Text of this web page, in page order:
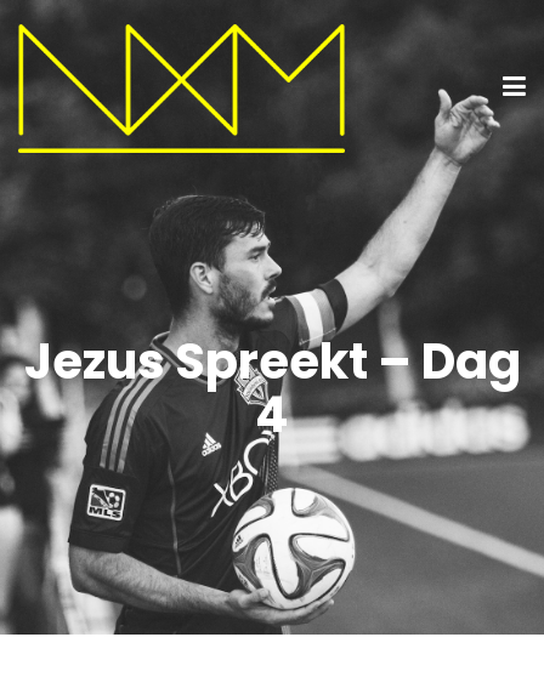
Jezus Spreekt – Dag
4